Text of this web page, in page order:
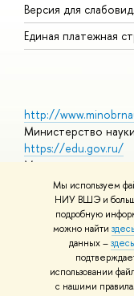
Мы используем
НИУ ВШЭ и
подробную
можно найти здесь
данных –здесь
использовании
с нашими
Версия для
Единая платежная
http://
Министерство
https://edu.gov.ru/
Министерство
https://
Массовые
© НИУ ВШЭ 1993–2026
использования